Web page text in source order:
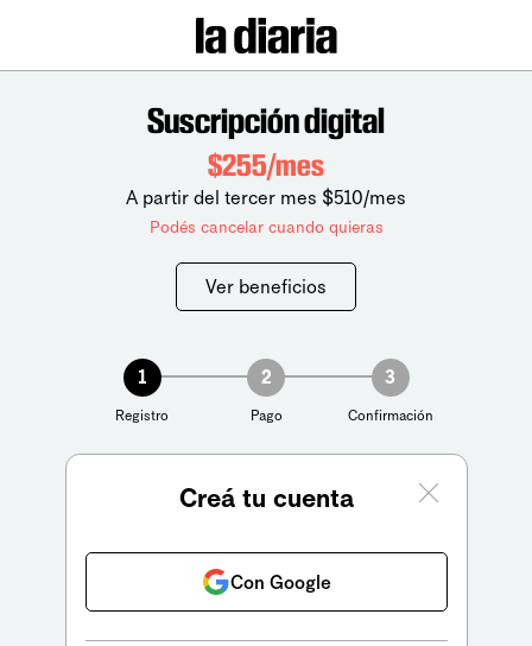
Suscripción digital
$255/mes
A partir del tercer mes $510/mes
Podés cancelar cuando quieras
Ver beneficios
1
Registro
2
Pago
3
Confirmación
Creá tu cuenta
Con Google